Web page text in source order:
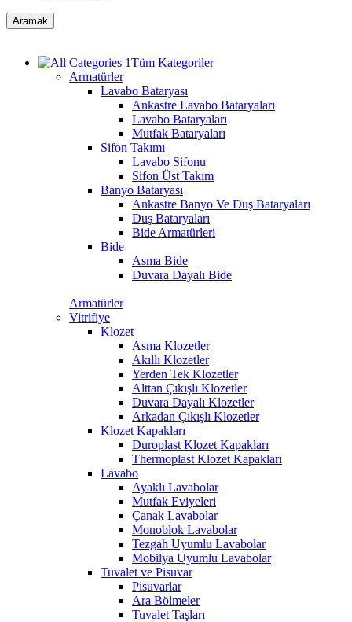
Aramak
Tüm Kategoriler
Armatürler
Lavabo Bataryası
Ankastre Lavabo Bataryaları
Lavabo Bataryaları
Mutfak Bataryaları
Sifon Takımı
Lavabo Sifonu
Sifon Üst Takım
Banyo Bataryası
Ankastre Banyo Ve Duş Bataryaları
Duş Bataryaları
Bide Armatürleri
Bide
Asma Bide
Duvara Dayalı Bide
Armatürler
Vitrifiye
Klozet
Asma Klozetler
Akıllı Klozetler
Yerden Tek Klozetler
Alttan Çıkışlı Klozetler
Duvara Dayalı Klozetler
Arkadan Çıkışlı Klozetler
Klozet Kapakları
Duroplast Klozet Kapakları
Thermoplast Klozet Kapakları
Lavabo
Ayaklı Lavabolar
Mutfak Eviyeleri
Çanak Lavabolar
Monoblok Lavabolar
Tezgah Uyumlu Lavabolar
Mobilya Uyumlu Lavabolar
Tuvalet ve Pisuvar
Pisuvarlar
Ara Bölmeler
Tuvalet Taşları